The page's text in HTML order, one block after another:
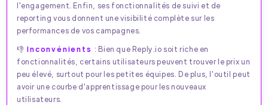
l'engagement. Enfin, ses fonctionnalités de suivi et de
reporting vous donnent une visibilité complète sur les
performances de vos campagnes.
👎 Inconvénients : Bien que Reply.io soit riche en
fonctionnalités, certains utilisateurs peuvent trouver le prix un
peu élevé, surtout pour les petites équipes. De plus, l'outil peut
avoir une courbe d'apprentissage pour les nouveaux
utilisateurs.